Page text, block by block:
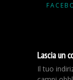
Lascia un
Il tuo